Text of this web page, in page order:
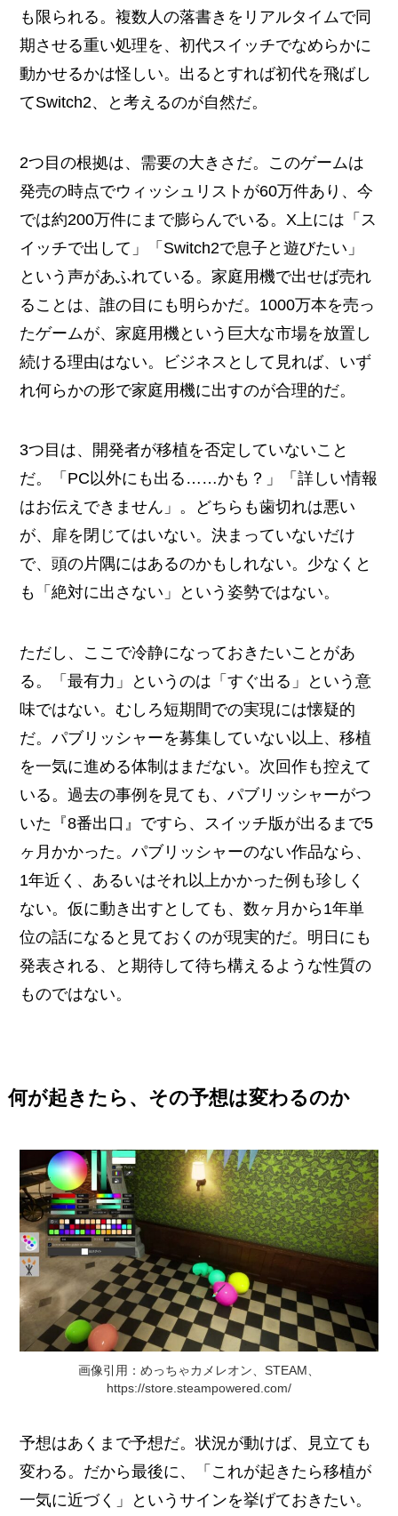
も限られる。複数人の落書きをリアルタイムで同
期させる重い処理を、初代スイッチでなめらかに
動かせるかは怪しい。出るとすれば初代を飛ばし
てSwitch2、と考えるのが自然だ。
2つ目の根拠は、需要の大きさだ。このゲームは
発売の時点でウィッシュリストが60万件あり、今
では約200万件にまで膨らんでいる。X上には「ス
イッチで出して」「Switch2で息子と遊びたい」
という声があふれている。家庭用機で出せば売れ
ることは、誰の目にも明らかだ。1000万本を売っ
たゲームが、家庭用機という巨大な市場を放置し
続ける理由はない。ビジネスとして見れば、いず
れ何らかの形で家庭用機に出すのが合理的だ。
3つ目は、開発者が移植を否定していないこと
だ。「PC以外にも出る……かも？」「詳しい情報
はお伝えできません」。どちらも歯切れは悪い
が、扉を閉じてはいない。決まっていないだけ
で、頭の片隅にはあるのかもしれない。少なくと
も「絶対に出さない」という姿勢ではない。
ただし、ここで冷静になっておきたいことがあ
る。「最有力」というのは「すぐ出る」という意
味ではない。むしろ短期間での実現には懐疑的
だ。パブリッシャーを募集していない以上、移植
を一気に進める体制はまだない。次回作も控えて
いる。過去の事例を見ても、パブリッシャーがつ
いた『8番出口』ですら、スイッチ版が出るまで5
ヶ月かかった。パブリッシャーのない作品なら、
1年近く、あるいはそれ以上かかった例も珍しく
ない。仮に動き出すとしても、数ヶ月から1年単
位の話になると見ておくのが現実的だ。明日にも
発表される、と期待して待ち構えるような性質の
ものではない。
何が起きたら、その予想は変わるのか
画像引用：めっちゃカメレオン、STEAM、
https://store.steampowered.com/
予想はあくまで予想だ。状況が動けば、見立ても
変わる。だから最後に、「これが起きたら移植が
一気に近づく」というサインを挙げておきたい。